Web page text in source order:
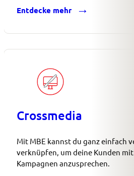
Entdecke mehr
Crossmedia
Mit MBE kannst du ganz einfach
verknüpfen, um deine Kunden
Kampagnen anzusprechen.